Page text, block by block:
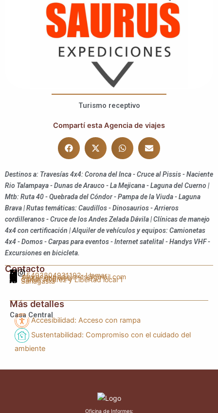
Turismo receptivo
Compartí esta Agencia de viajes
Destinos a: Travesías 4x4: Corona del Inca - Cruce al Pissis - Naciente
Rio Talampaya - Dunas de Arauco - La Mejicana - Laguna del Cuerno |
Mtb: Ruta 40 - Quebrada del Cóndor - Pampa de la Viuda - Laguna
Brava | Rutas temáticas: Caudillos - Dinosaurios - Arrieros
cordilleranos - Cruce de los Andes Zelada Dávila | Clínicas de manejo
4x4 con certificación | Alquiler de vehículos y equipos: Camionetas
4x4 - Domos - Carpas para eventos - Internet satelital - Handys VHF -
Excursiones en bicicleta.
Contacto
+5493804931192- Llamar
saurus.expediciones@gmail.com
Visitar sitio web
Carlos Alvarez y Libertad local 1
Sanagasta
Más detalles
Casa Central
Accesibilidad: Acceso con rampa
Sustentabilidad: Compromiso con el cuidado del
ambiente
Oficina de Informes: